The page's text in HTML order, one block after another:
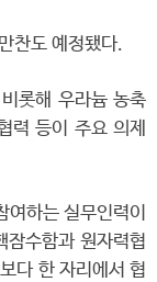
찬도 예정됐다.
롯해 우라늄 농축
력 등이 주요 의제
하는 실무인력이
잠수함과 원자력협
다 한 자리에서 협